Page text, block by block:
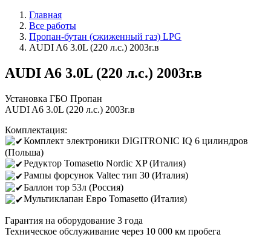
Главная
Все работы
Пропан-бутан (сжиженный газ) LPG
AUDI A6 3.0L (220 л.с.) 2003г.в
AUDI A6 3.0L (220 л.с.) 2003г.в
Установка ГБО Пропан
AUDI A6 3.0L (220 л.с.) 2003г.в
Комплектация:
Комплект электроники DIGITRONIC IQ 6 цилиндров
(Польша)
Редуктор Tomasetto Nordic XP (Италия)
Рампы форсунок Valtec тип 30 (Италия)
Баллон тор 53л (Россия)
Мультиклапан Евро Tomasetto (Италия)
Гарантия на оборудование 3 года
Техническое обслуживание через 10 000 км пробега